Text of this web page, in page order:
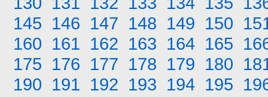
145 146 147 148 149 150
160 161 162 163 164 165
175 176 177 178 179 180
190 191 192 193 194 195